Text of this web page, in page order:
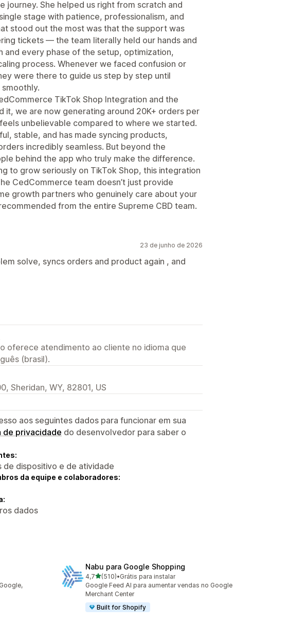
journey. She helped us right from scratch and
stage with patience, professionalism, and
stood out the most was that the support was
tickets — the team literally held our hands and
and every phase of the setup, optimization,
process. Whenever we faced confusion or
were there to guide us step by step until
TikTok Shop Integration and the
it, we are now generating around 20K+ orders per
unbelievable compared to where we started.
stable, and has made syncing products,
incredibly seamless. But beyond the
behind the app who truly make the difference.
to grow seriously on TikTok Shop, this integration
CedCommerce team doesn’t just provide
growth partners who genuinely care about your
from the entire Supreme CBD team.
23 de junho de 2026
solve, syncs orders and product again , and
oferece atendimento ao cliente no idioma que
(brasil).
Sheridan, WY, 82801, US
aos seguintes dados para funcionar em sua
de privacidade do desenvolvedor para saber o
de dispositivo e de atividade
da equipe e colaboradores:
dados
Nabu para Google Shopping
4,7de 5 estrelas
(510)
510 avaliações ao todo
•Grátis para instalar
Google Feed AI para aumentar vendas no Google
Merchant Center
Built for Shopify